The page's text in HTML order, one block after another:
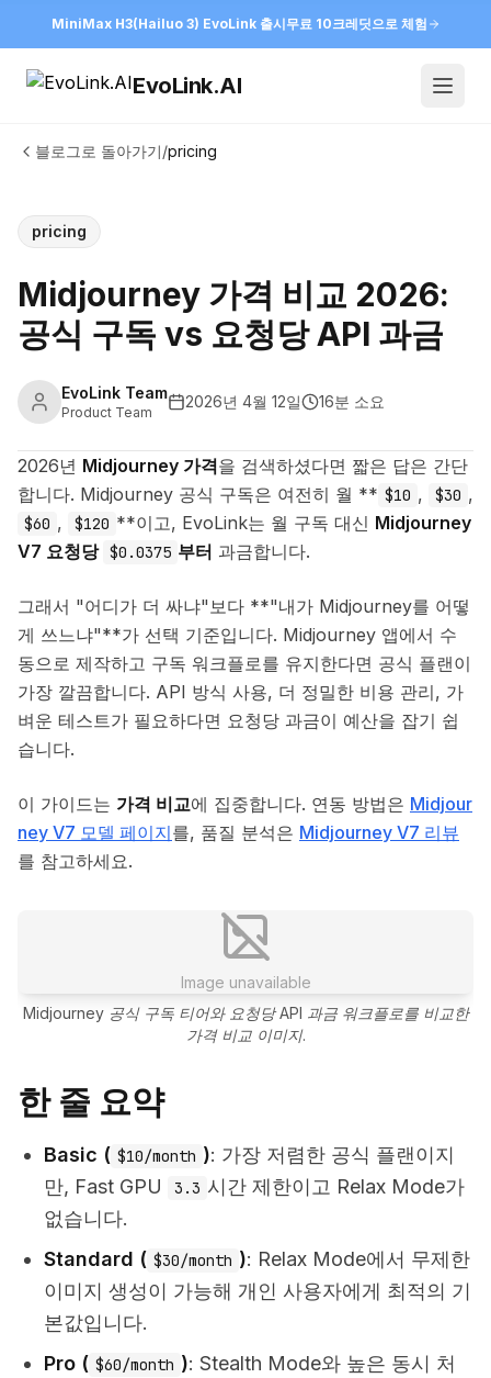
MiniMax H3(Hailuo 3) EvoLink 출시무료 10크레딧으로 체험
EvoLink.AI
블로그로 돌아가기/pricing
pricing
Midjourney 가격 비교 2026:
공식 구독 vs 요청당 API 과금
EvoLink Team
Product Team
2026년 4월 12일 16분 소요
2026년 Midjourney 가격을 검색하셨다면 짧은 답은 간단
합니다. Midjourney 공식 구독은 여전히 월 ** $10 , $30 ,
$60 , $120 **이고, EvoLink는 월 구독 대신 Midjourney
V7 요청당 $0.0375 부터 과금합니다.
그래서 "어디가 더 싸냐"보다 **"내가 Midjourney를 어떻
게 쓰느냐"**가 선택 기준입니다. Midjourney 앱에서 수
동으로 제작하고 구독 워크플로를 유지한다면 공식 플랜이
가장 깔끔합니다. API 방식 사용, 더 정밀한 비용 관리, 가
벼운 테스트가 필요하다면 요청당 과금이 예산을 잡기 쉽
습니다.
이 가이드는 가격 비교에 집중합니다. 연동 방법은 Midjour
ney V7 모델 페이지를, 품질 분석은 Midjourney V7 리뷰
를 참고하세요.
Image unavailable
Midjourney 공식 구독 티어와 요청당 API 과금 워크플로를 비교한
가격 비교 이미지.
한 줄 요약
Basic ( $10/month ): 가장 저렴한 공식 플랜이지
만, Fast GPU
3.3 시간 제한이고 Relax Mode가
없습니다.
Standard ( $30/month ): Relax Mode에서 무제한
이미지 생성이 가능해 개인 사용자에게 최적의 기
본값입니다.
Pro ( $60/month ): Stealth Mode와 높은 동시 처